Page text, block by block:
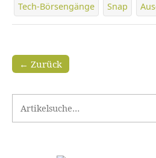
Tech-Börsengänge
Snap
← Zurück